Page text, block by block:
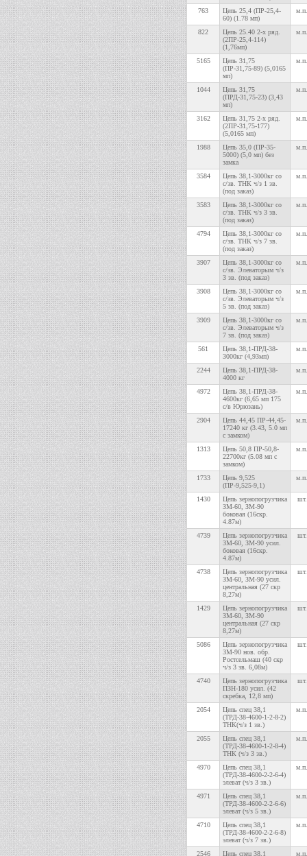
763
Цепь 25,4 (ПР-25,4-
60) (1.78 мп)
м.п.
822
Цепь 25.40 2-х ряд.
(2ПР-25,4-114)
(1,76мп)
м.п.
5165
Цепь 31,75
(ПР-31,75-89) (5,0165
мп)
м.п.
1044
Цепь 31,75
(ПРД-31,75-23) (3,43
мп)
м.п.
3162
Цепь 31,75 2-х ряд.
(2ПР-31,75-177)
(5,0165 мп)
м.п.
1988
Цепь 35,0 (ПР-35-
5000) (5,0 мп) без
замка
м.п.
3584
Цепь 38,1-3000кг со
с/зв. ТНК ч/з 1 зв.
(под заказ)
м.п.
3583
Цепь 38,1-3000кг со
с/зв. ТНК ч/з 3 зв.
(под заказ)
м.п.
4794
Цепь 38,1-3000кг со
с/зв. ТНК ч/з 7 зв.
(под заказ)
м.п.
3907
Цепь 38,1-3000кг со
с/зв. Элеваторым ч/з
3 зв. (под заказ)
м.п.
3908
Цепь 38,1-3000кг со
с/зв. Элеваторым ч/з
5 зв. (под заказ)
м.п.
3909
Цепь 38,1-3000кг со
с/зв. Элеваторым ч/з
7 зв. (под заказ)
м.п.
561
Цепь 38,1-ПРД-38-
3000кг (4,93мп)
м.п.
2244
Цепь 38,1-ПРД-38-
4000 кг
м.п.
4972
Цепь 38,1-ПРД-38-
4600кг (6,65 мп 175
с/в Юрюзань)
м.п.
2904
Цепь 44,45 ПР-44,45-
17240 кг (3.43, 5.0 мп
с замком)
м.п.
1313
Цепь 50,8 ПР-50,8-
22700кг (5.08 мп с
замком)
м.п.
1733
Цепь 9,525
(ПР-9,525-9,1)
м.п.
1430
Цепь зернопогрузчика
ЗМ-60, ЗМ-90
боковая (16скр.
4.87м)
шт.
4739
Цепь зернопогрузчика
ЗМ-60, ЗМ-90 усил.
боковая (16скр.
4.87м)
шт.
4738
Цепь зернопогрузчика
ЗМ-60, ЗМ-90 усил.
центральная (27 скр
8,27м)
шт.
1429
Цепь зернопогрузчика
ЗМ-60, ЗМ-90
центральная (27 скр
8,27м)
шт.
5086
Цепь зернопогрузчика
ЗМ-90 нов. обр.
Ростсельмаш (40 скр
ч/з 3 зв. 6,08м)
шт.
4740
Цепь зернопогрузчика
ПЗН-180 усил. (42
скребка, 12,8 мп)
шт.
2054
Цепь спец 38,1
(ТРД-38-4600-1-2-8-2)
ТНК(ч/з 1 зв.)
м.п.
2055
Цепь спец 38,1
(ТРД-38-4600-1-2-8-4)
ТНК (ч/з 3 зв.)
м.п.
4970
Цепь спец 38,1
(ТРД-38-4600-2-2-6-4)
элеват (ч/з 3 зв.)
м.п.
4971
Цепь спец 38,1
(ТРД-38-4600-2-2-6-6)
элеват (ч/з 5 зв.)
м.п.
4710
Цепь спец 38,1
(ТРД-38-4600-2-2-6-8)
элеват (ч/з 7 зв.)
м.п.
2546 Цепь спец 38,1 м.п.